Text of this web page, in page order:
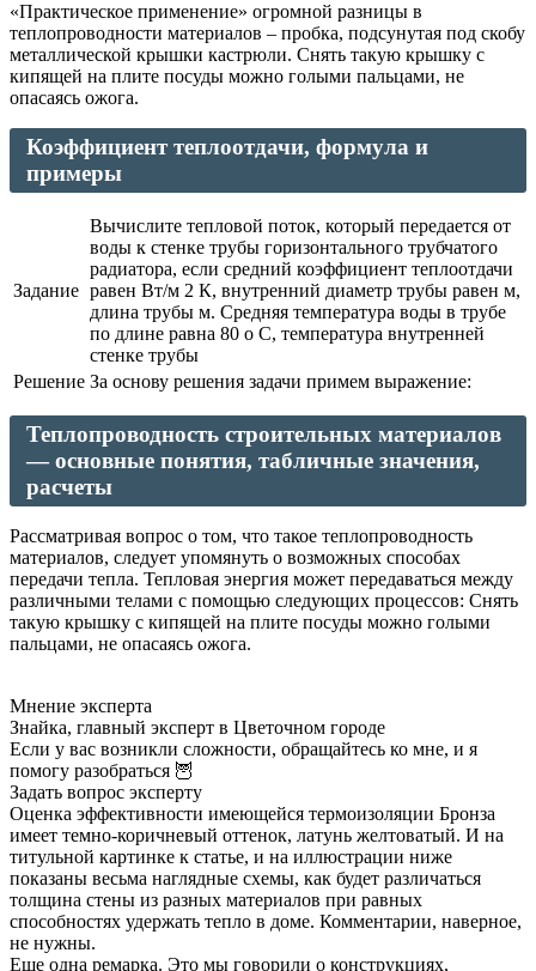
«Практическое применение» огромной разницы в
теплопроводности материалов – пробка, подсунутая под скобу
металлической крышки кастрюли. Снять такую крышку с
кипящей на плите посуды можно голыми пальцами, не
опасаясь ожога.
Коэффициент теплоотдачи, формула и
примеры
Задание
Вычислите тепловой поток, который передается от
воды к стенке трубы горизонтального трубчатого
радиатора, если средний коэффициент теплоотдачи
равен Вт/м 2 К, внутренний диаметр трубы равен м,
длина трубы м. Средняя температура воды в трубе
по длине равна 80 o C, температура внутренней
стенке трубы
Решение За основу решения задачи примем выражение:
Теплопроводность строительных материалов
— основные понятия, табличные значения,
расчеты
Рассматривая вопрос о том, что такое теплопроводность
материалов, следует упомянуть о возможных способах
передачи тепла. Тепловая энергия может передаваться между
различными телами с помощью следующих процессов: Снять
такую крышку с кипящей на плите посуды можно голыми
пальцами, не опасаясь ожога.
Мнение эксперта
Знайка, главный эксперт в Цветочном городе
Если у вас возникли сложности, обращайтесь ко мне, и я
помогу разобраться 🦉
Задать вопрос эксперту
Оценка эффективности имеющейся термоизоляции Бронза
имеет темно-коричневый оттенок, латунь желтоватый. И на
титульной картинке к статье, и на иллюстрации ниже
показаны весьма наглядные схемы, как будет различаться
толщина стены из разных материалов при равных
способностях удержать тепло в доме. Комментарии, наверное,
не нужны.
Еще одна ремарка. Это мы говорили о конструкциях,